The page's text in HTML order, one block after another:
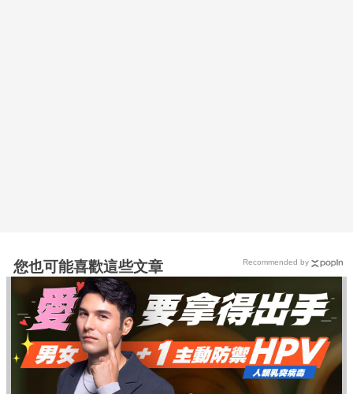
您也可能喜歡這些文章 Recommended by